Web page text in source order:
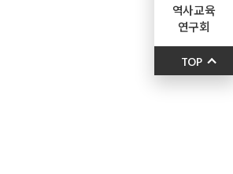
역사교육
연구회
TOP